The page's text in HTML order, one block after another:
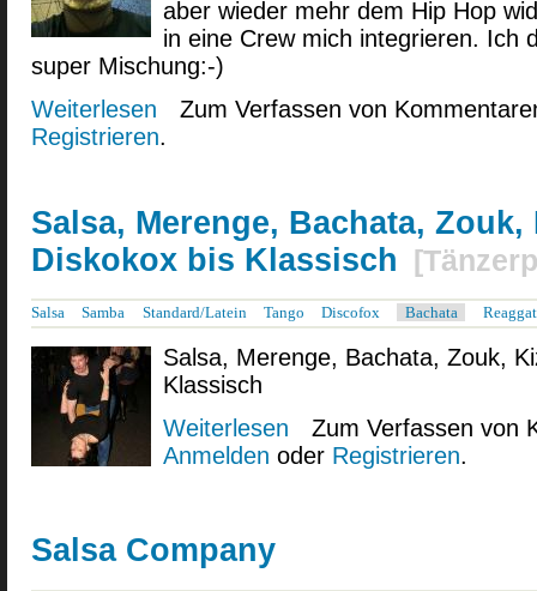
aber wieder mehr dem Hip Hop
in eine Crew mich integrieren. Ich
super Mischung:-)
Weiterlesen über Streetsalsa
Zum Verfassen von
Registrieren.
Salsa, Merenge, Bachata, Zouk,
Diskokox bis Klassisch [
Salsa Samba Standard/Latein Tango Discofox Bachata
Salsa, Merenge, Bachata, Zouk,
Klassisch
Weiterlesen über Salsa, Merenge, Bachata,
Zum Verfassen von
Anmelden oder Registrieren.
Salsa Company